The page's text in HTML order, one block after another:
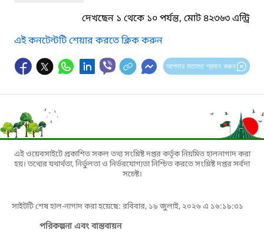
দেখছেন ১ থেকে ১০ পর্যন্ত, মোট ৪২৩৬৩ এন্ট্রি
এই কনটেন্টটি শেয়ার করতে ক্লিক করুন
আপনার মতামত প্রদান করুন
এই ওয়েবসাইটে প্রকাশিত সকল তথ্য সংশ্লিষ্ট দপ্তর কর্তৃক নিয়মিত হালনাগাদ করা
হয়। তথ্যের যথার্থতা, নির্ভুলতা ও নির্ভরযোগ্যতা নিশ্চিত করতে সংশ্লিষ্ট দপ্তর সর্বদা
সচেষ্ট।
সাইটটি শেষ হাল-নাগাদ করা হয়েছে: রবিবার, ১৯ জুলাই, ২০২৬ এ ১৬:১৯:৩১
পরিকল্পনা এবং বাস্তবায়ন